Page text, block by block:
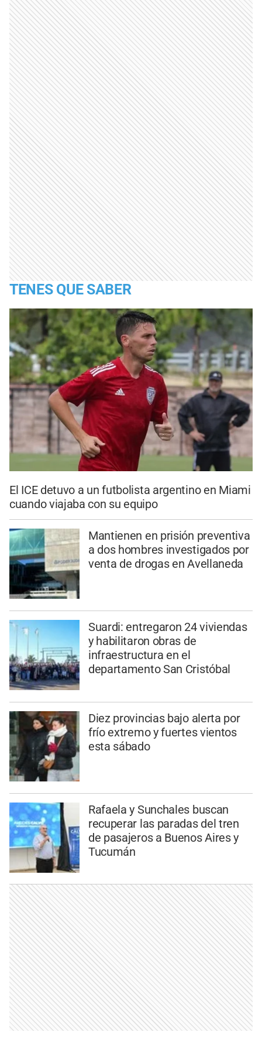
TENES QUE SABER
El ICE detuvo a un futbolista argentino en Miami
cuando viajaba con su equipo
Mantienen en prisión preventiva
a dos hombres investigados por
venta de drogas en Avellaneda
Suardi: entregaron 24 viviendas
y habilitaron obras de
infraestructura en el
departamento San Cristóbal
Diez provincias bajo alerta por
frío extremo y fuertes vientos
esta sábado
Rafaela y Sunchales buscan
recuperar las paradas del tren
de pasajeros a Buenos Aires y
Tucumán